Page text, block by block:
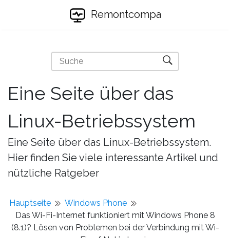
Remontcompa
Eine Seite über das
Linux-Betriebssystem
Eine Seite über das Linux-Betriebssystem.
Hier finden Sie viele interessante Artikel und
nützliche Ratgeber
Hauptseite
Windows Phone
Das Wi-Fi-Internet funktioniert mit Windows Phone 8
(8.1)? Lösen von Problemen bei der Verbindung mit Wi-